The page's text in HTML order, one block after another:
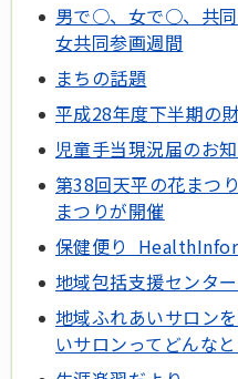
男で○、女で○、共
女共同参画週間
まちの話題
平成28年度下半期の
児童手当現況届のお
第38回天平の花まつ
まつりが開催
保健便り
地域包括支援センタ
地域ふれあいサロン
いサロンってどんな